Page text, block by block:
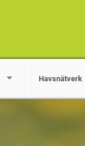
Havsnätverk